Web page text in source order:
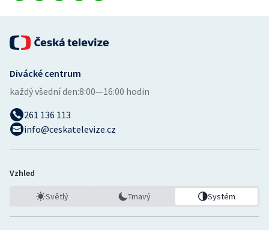
Divácké centrum
každý všední den:8:00—16:00 hodin
261 136 113
info@ceskatelevize.cz
Vzhled
Světlý Tmavý Systém